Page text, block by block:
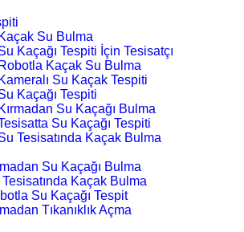
Su Bulma
Kaçağı Tespiti İçin Tesisatçı
Kaçak Su Bulma
Su Kaçak Tespiti
Kaçağı Tespiti
Su Kaçağı Bulma
Su Kaçağı Tespiti
Tesisatında Kaçak Bulma
Su Kaçağı Bulma
Tesisatında Kaçak Bulma
Su Kaçağı Tespit
Tıkanıklık Açma